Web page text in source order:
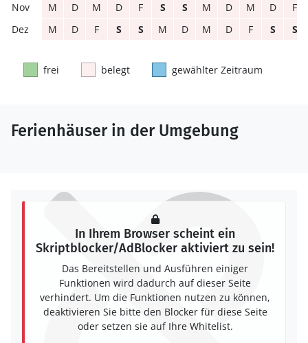
M
D M D F S S M D M D
F
M
D F S S M D M D F S S
frei belegt gewählter Zeitraum
Ferienhäuser in der Umgebung
In Ihrem Browser scheint ein
Skriptblocker/AdBlocker aktiviert zu sein!
Das Bereitstellen und Ausführen einiger
Funktionen wird dadurch auf dieser Seite
verhindert. Um die Funktionen nutzen zu können,
deaktivieren Sie bitte den Blocker für diese Seite
oder setzen sie auf Ihre Whitelist.